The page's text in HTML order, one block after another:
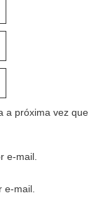
a próxima vez que
e-mail.
e-mail.